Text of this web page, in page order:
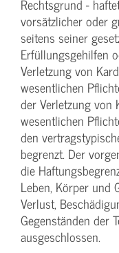
Rechtsgrund -
vorsätzlicher oder
seitens seiner
Erfüllungsgehilfen
Verletzung von
wesentlichen
der Verletzung
wesentlichen
den
begrenzt. Der
die
Leben, Körper und
Verlust,
Gegenständen der
ausgeschlossen.